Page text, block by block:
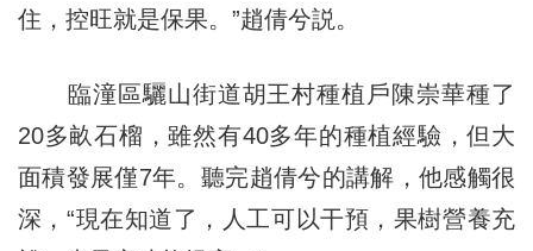
住，控旺就是保果。”趙倩兮説。
臨潼區驪山街道胡王村種植戶陳崇華種了
20多畝石榴，雖然有40多年的種植經驗，但大
面積發展僅7年。聽完趙倩兮的講解，他感觸很
深，“現在知道了，人工可以干預，果樹營養充